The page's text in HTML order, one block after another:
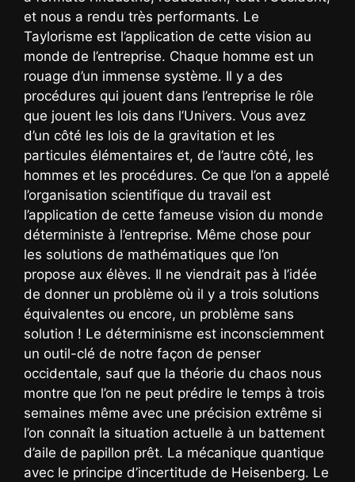
et nous a rendu très performants. Le
Taylorisme est l’application de cette vision au
monde de l’entreprise. Chaque homme est un
rouage d’un immense système. Il y a des
procédures qui jouent dans l’entreprise le rôle
que jouent les lois dans l’Univers. Vous avez
d’un côté les lois de la gravitation et les
particules élémentaires et, de l’autre côté, les
hommes et les procédures. Ce que l’on a appelé
l’organisation scientifique du travail est
l’application de cette fameuse vision du monde
déterministe à l’entreprise. Même chose pour
les solutions de mathématiques que l’on
propose aux élèves. Il ne viendrait pas à l’idée
de donner un problème où il y a trois solutions
équivalentes ou encore, un problème sans
solution ! Le déterminisme est inconsciemment
un outil-clé de notre façon de penser
occidentale, sauf que la théorie du chaos nous
montre que l’on ne peut prédire le temps à trois
semaines même avec une précision extrême si
l’on connaît la situation actuelle à un battement
d’aile de papillon prêt. La mécanique quantique
avec le principe d’incertitude de Heisenberg. Le